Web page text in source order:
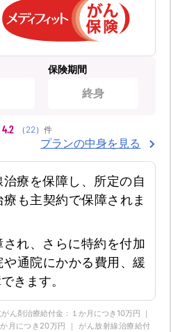
保険期間
終身
4.2 （ 22） 件
プランの中身を見る
療を保障し、所定の自
も主契約で保障されま
され、さらに特約を付加
通院にかかる費用、緩
きます。
ん剤治療給付金：１か月につき10万円 ｜
月につき20万円 ｜ がん放射線治療給付